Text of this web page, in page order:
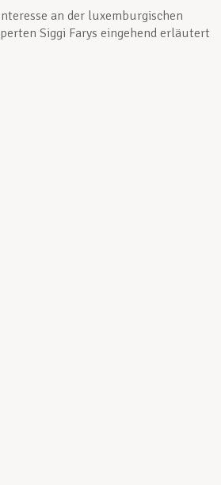
an der luxemburgischen
Siggi Farys eingehend erläutert